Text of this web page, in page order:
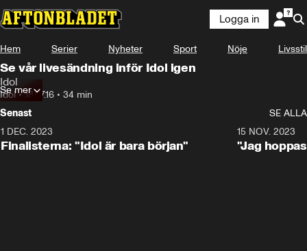
Logga in
Hem Serier Nyheter Sport Nöje Livsstil
Se vår livesändning inför Idol igen
Idol
Idol•18.07.16 • 34 min
Se mer
Senast
SE ALLA
1 DEC. 2023
Finalisterna: "Idol är bara början"
15 NOV. 2023
"Jag